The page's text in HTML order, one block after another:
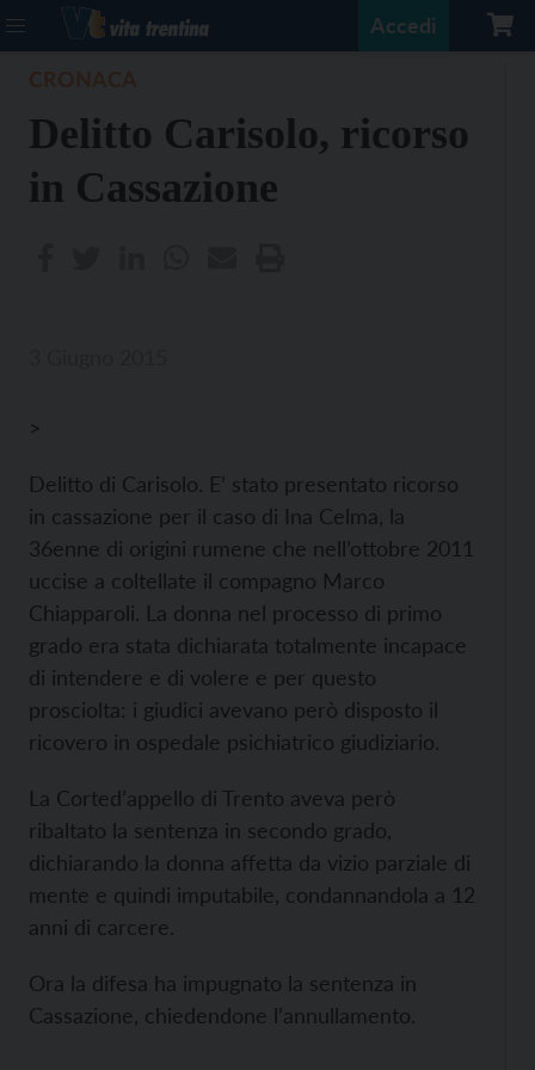
Accedi
Delitto Carisolo, ricorso
in Cassazione
>
Delitto di Carisolo. E’ stato presentato ricorso
in cassazione per il caso di Ina Celma, la
36enne di origini rumene che nell’ottobre 2011
uccise a coltellate il compagno Marco
Chiapparoli. La donna nel processo di primo
grado era stata dichiarata totalmente incapace
di intendere e di volere e per questo
prosciolta: i giudici avevano però disposto il
ricovero in ospedale psichiatrico giudiziario.
La Corted’appello di Trento aveva però
ribaltato la sentenza in secondo grado,
dichiarando la donna affetta da vizio parziale di
mente e quindi imputabile, condannandola a 12
anni di carcere.
Ora la difesa ha impugnato la sentenza in
Cassazione, chiedendone l’annullamento.